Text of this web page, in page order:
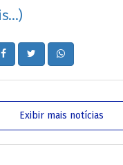
Exibir mais notícias